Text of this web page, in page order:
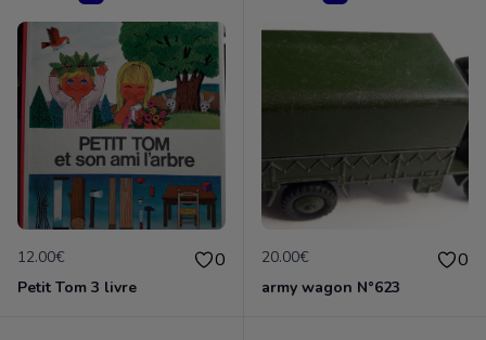
12.00€ 0
Petit Tom 3 livre
20.00€ 0
army wagon N°623